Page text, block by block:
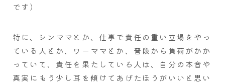
です）
特に、シンママとか、仕事で責任の重い立場をやっ
ている人とか、ワーママとか、普段から負荷がかか
っていて、責任を果たしている人は、自分の本音や
真実にもう少し耳を傾けてあげたほうがいいと思い